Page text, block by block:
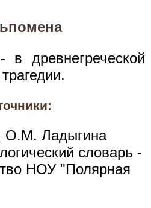
древнегреческой
О.М. Ладыгина
словарь -
НОУ "Полярная